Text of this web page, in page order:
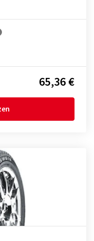
65,36 €